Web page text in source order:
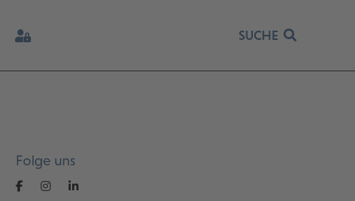
SUCHE
Folge uns